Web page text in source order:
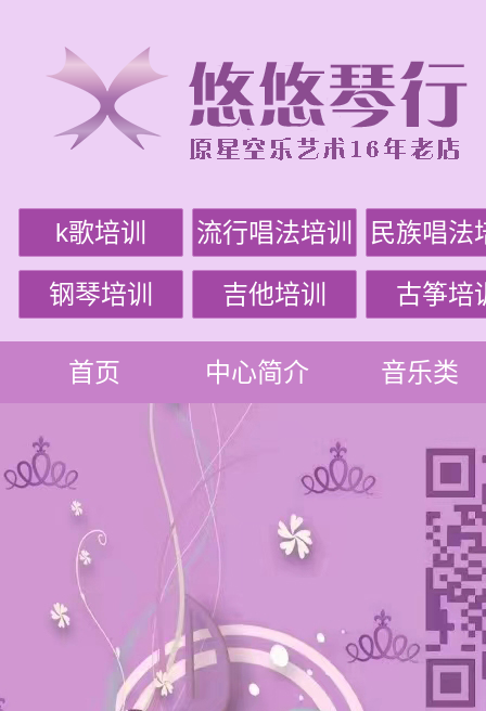
k歌培训 流行唱法培训 民族唱法
钢琴培训 吉他培训 古筝培
首页 中心简介 音乐类